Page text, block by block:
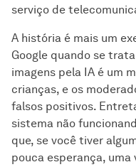
serviço de
A história é mais um
Google quando se
imagens pela IA é um
crianças, e os
falsos positivos.
sistema não
que, se você tiver
pouca esperança,